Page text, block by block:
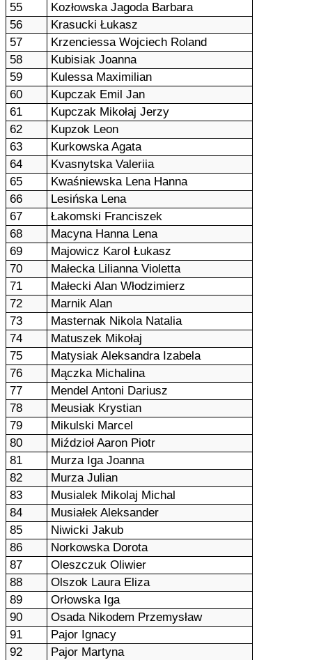
55
Kozłowska Jagoda Barbara
56
Krasucki Łukasz
57
Krzenciessa Wojciech Roland
58
Kubisiak Joanna
59
Kulessa Maximilian
60
Kupczak Emil Jan
61
Kupczak Mikołaj Jerzy
62
Kupzok Leon
63
Kurkowska Agata
64
Kvasnytska Valeriia
65
Kwaśniewska Lena Hanna
66
Lesińska Lena
67
Łakomski Franciszek
68
Macyna Hanna Lena
69
Majowicz Karol Łukasz
70
Małecka Lilianna Violetta
71
Małecki Alan Włodzimierz
72
Marnik Alan
73
Masternak Nikola Natalia
74
Matuszek Mikołaj
75
Matysiak Aleksandra Izabela
76
Mączka Michalina
77
Mendel Antoni Dariusz
78
Meusiak Krystian
79
Mikulski Marcel
80
Miździoł Aaron Piotr
81
Murza Iga Joanna
82
Murza Julian
83
Musialek Mikolaj Michal
84
Musiałek Aleksander
85
Niwicki Jakub
86
Norkowska Dorota
87
Oleszczuk Oliwier
88
Olszok Laura Eliza
89
Orłowska Iga
90
Osada Nikodem Przemysław
91
Pajor Ignacy
92
Pajor Martyna